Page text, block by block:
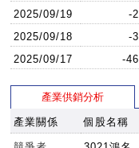
2025/09/19
-2
2025/09/18
-3
2025/09/17
-46
產業供銷分析
產業關係 個股名稱